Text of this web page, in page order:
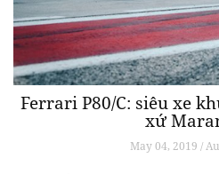
Người Việt xa xứ và
thuật đến từ
May 05, 2019 / ART
Mang theo kỹ năng chuyên môn và